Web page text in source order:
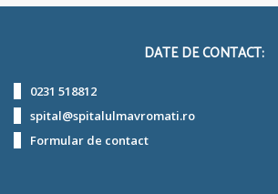
DATE DE CONTACT:
0231 518812
spital@spitalulmavromati.ro
Formular de contact